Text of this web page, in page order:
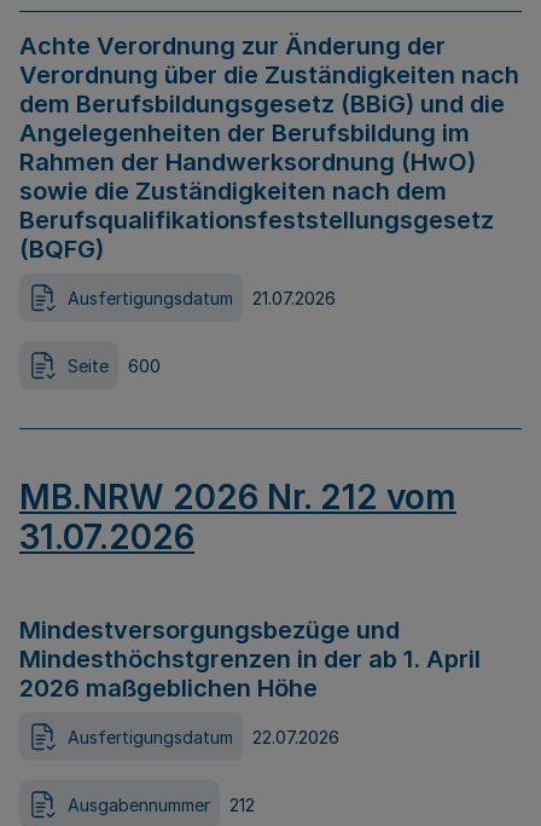
Achte Verordnung zur Änderung der
Verordnung über die Zuständigkeiten nach
dem Berufsbildungsgesetz (BBiG) und die
Angelegenheiten der Berufsbildung im
Rahmen der Handwerksordnung (HwO)
sowie die Zuständigkeiten nach dem
Berufsqualifikationsfeststellungsgesetz
(BQFG)
Ausfertigungsdatum 21.07.2026
Seite 600
MB.NRW 2026 Nr. 212 vom
31.07.2026
Mindestversorgungsbezüge und
Mindesthöchstgrenzen in der ab 1. April
2026 maßgeblichen Höhe
Ausfertigungsdatum 22.07.2026
Ausgabennummer 212